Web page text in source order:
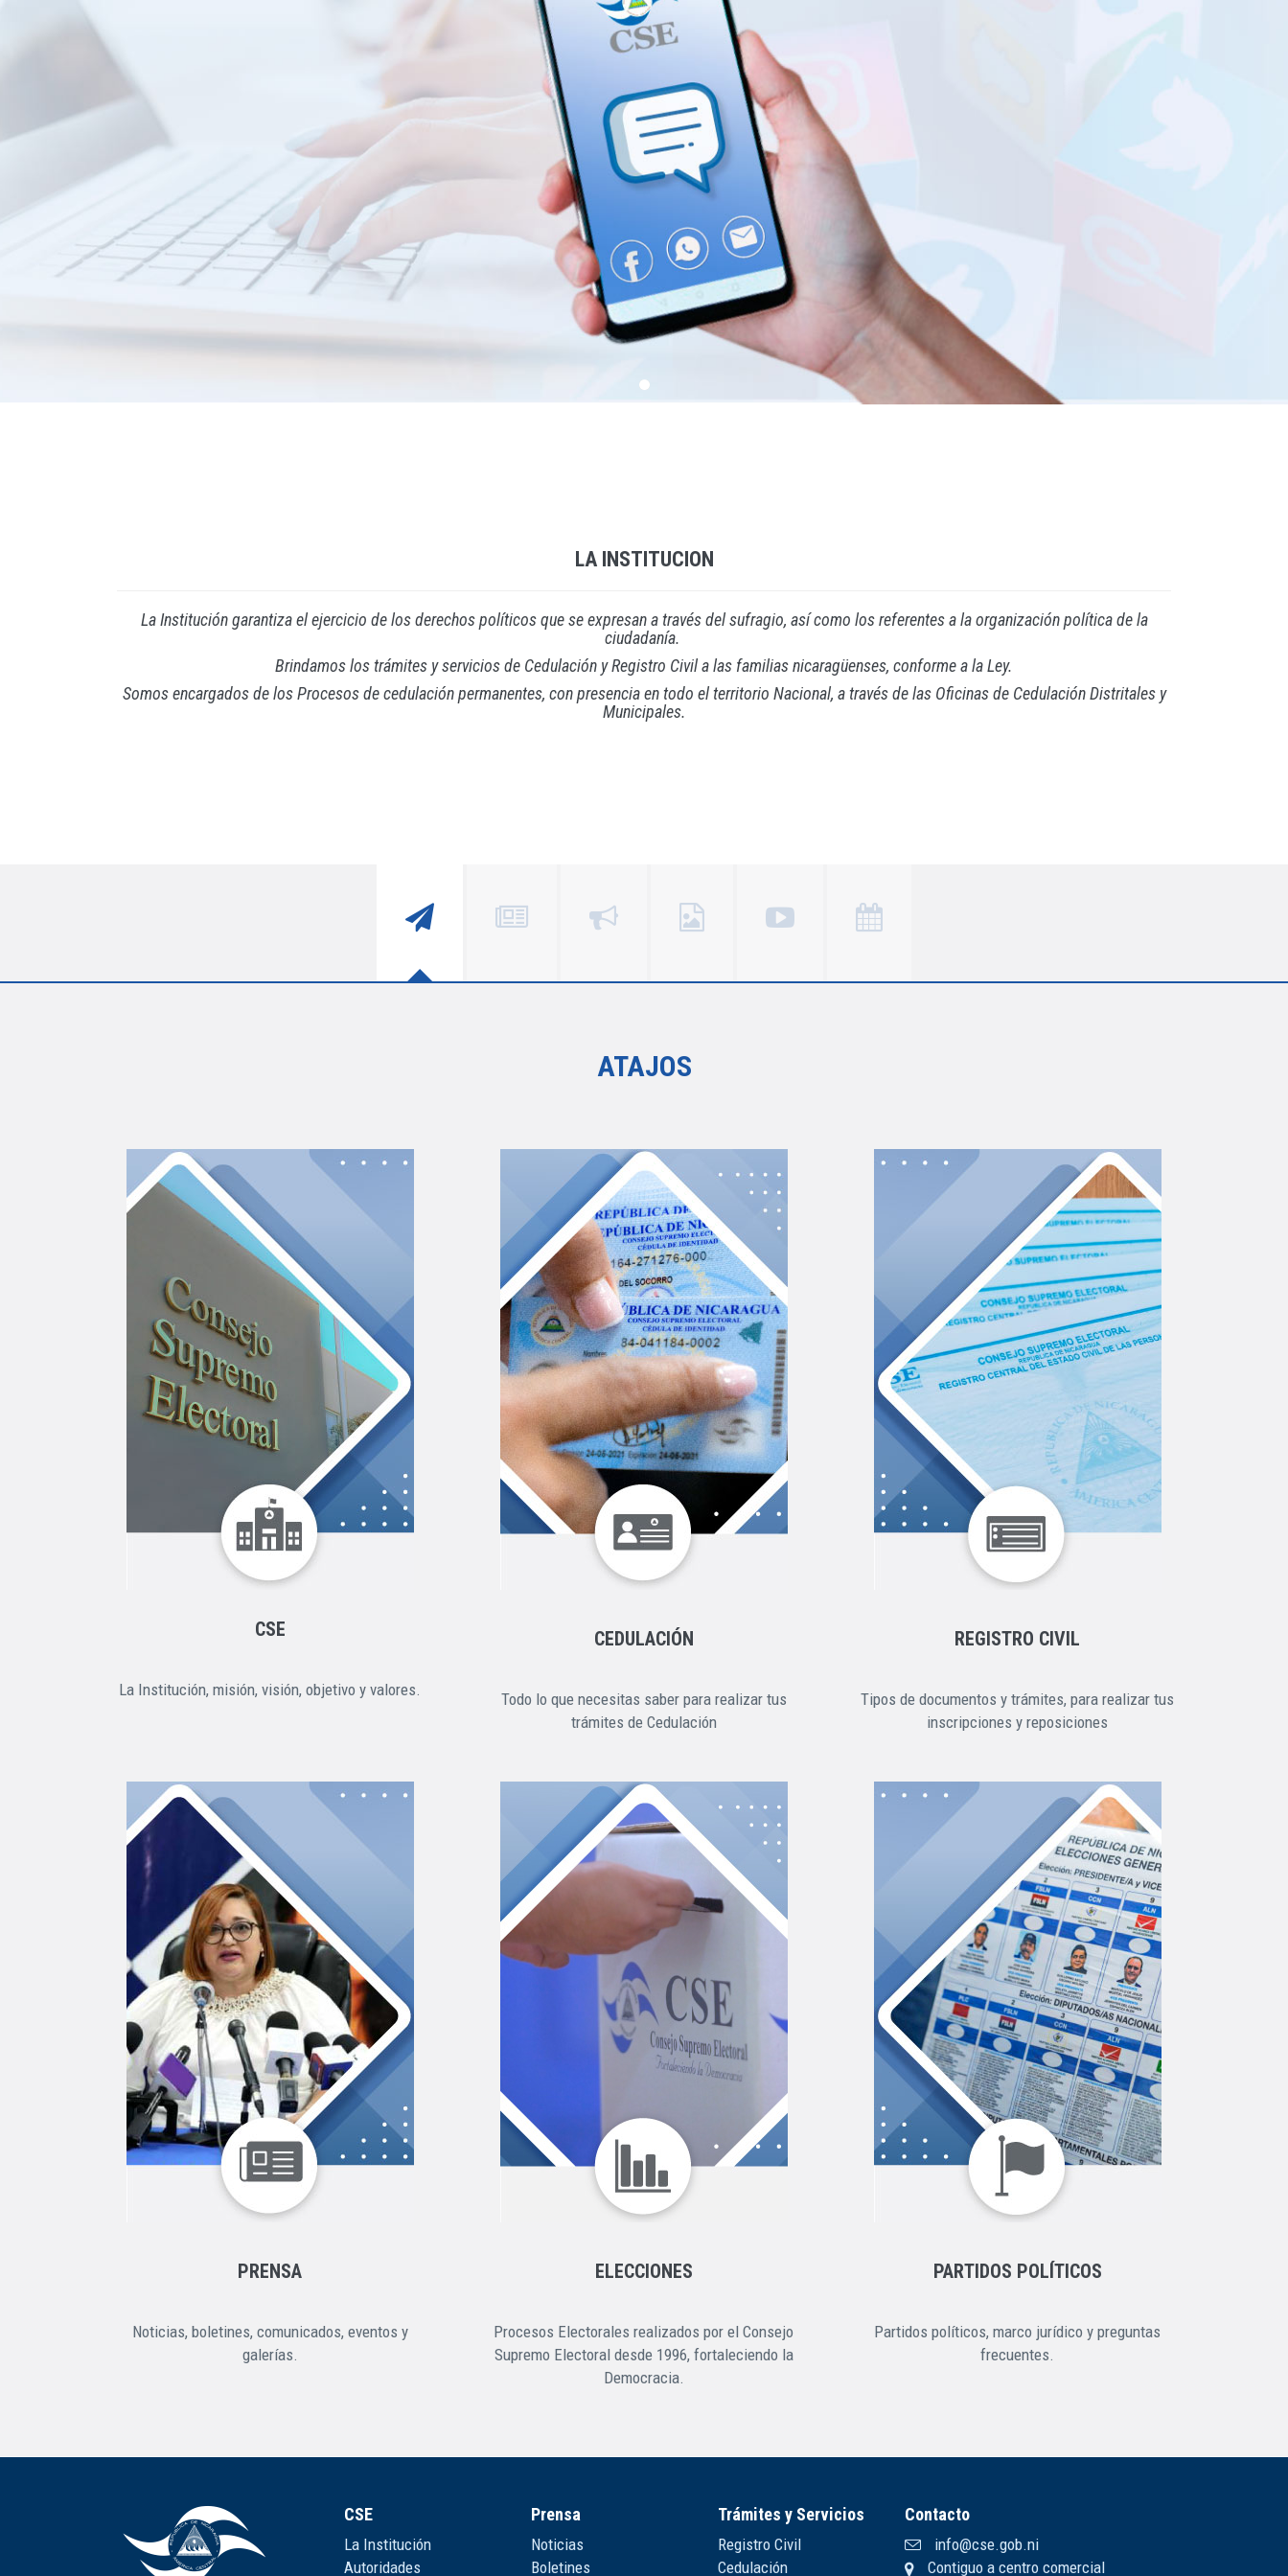
LA INSTITUCION
La Institución garantiza el ejercicio de los derechos políticos que se expresan a través del sufragio, así como los referentes a la organización política de la
ciudadanía.
Brindamos los trámites y servicios de Cedulación y Registro Civil a las familias nicaragüenses, conforme a la Ley.
Somos encargados de los Procesos de cedulación permanentes, con presencia en todo el territorio Nacional, a través de las Oficinas de Cedulación Distritales y
Municipales.
ATAJOS
CSE
La Institución, misión, visión, objetivo y valores.
CEDULACIÓN
Todo lo que necesitas saber para realizar tus
trámites de Cedulación
REGISTRO CIVIL
Tipos de documentos y trámites, para realizar tus
inscripciones y reposiciones
PRENSA
Noticias, boletines, comunicados, eventos y
galerías.
ELECCIONES
Procesos Electorales realizados por el Consejo
Supremo Electoral desde 1996, fortaleciendo la
Democracia.
PARTIDOS POLÍTICOS
Partidos políticos, marco jurídico y preguntas
frecuentes.
CSE
La Institución
Autoridades
Prensa
Noticias
Boletines
Trámites y Servicios
Registro Civil
Cedulación
Contacto
info@cse.gob.ni
Contiguo a centro comercial